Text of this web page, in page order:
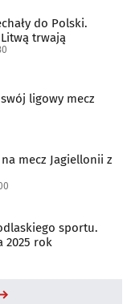
do Polski.
trwają
ligowy mecz
mecz Jagiellonii z
sportu.
2025 rok